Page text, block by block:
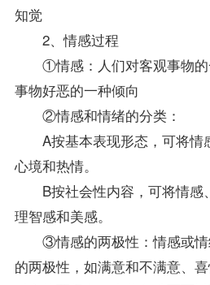
知觉
2、情感过程
①情感：人们对客观事物的
事物好恶的一种倾向
②情感和情绪的分类：
A按基本表现形态，可将情
心境和热情。
B按社会性内容，可将情感
理智感和美感。
③情感的两极性：情感或情
的两极性，如满意和不满意、喜